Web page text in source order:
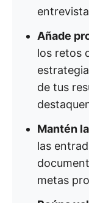
Añade
los retos
de tus
Mantén
las
metas